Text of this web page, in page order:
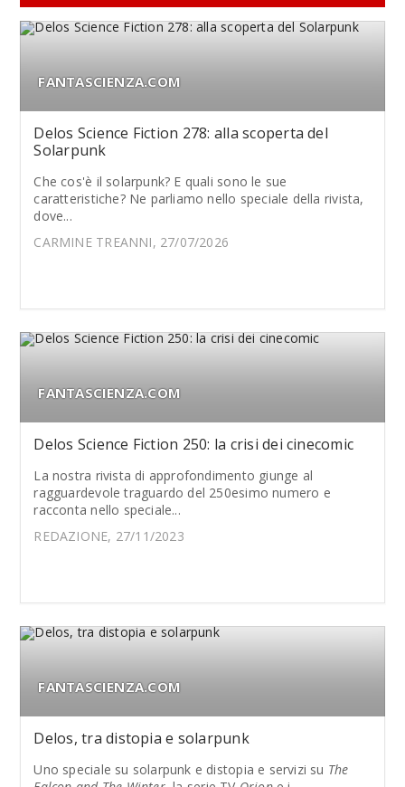
FANTASCIENZA.COM
Delos Science Fiction 278: alla scoperta del
Solarpunk
Che cos'è il solarpunk? E quali sono le sue
caratteristiche? Ne parliamo nello speciale della rivista,
dove...
CARMINE TREANNI, 27/07/2026
FANTASCIENZA.COM
Delos Science Fiction 250: la crisi dei cinecomic
La nostra rivista di approfondimento giunge al
ragguardevole traguardo del 250esimo numero e
racconta nello speciale...
REDAZIONE, 27/11/2023
FANTASCIENZA.COM
Delos, tra distopia e solarpunk
Uno speciale su solarpunk e distopia e servizi su The